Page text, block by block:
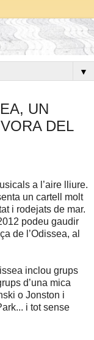
▼
UN
DEL
a l’aire lliure.
un cartell molt
i rodejats de mar.
podeu gaudir
de l’Odissea, al
inclou grups
d’una mica
o Jonston i
i tot sense